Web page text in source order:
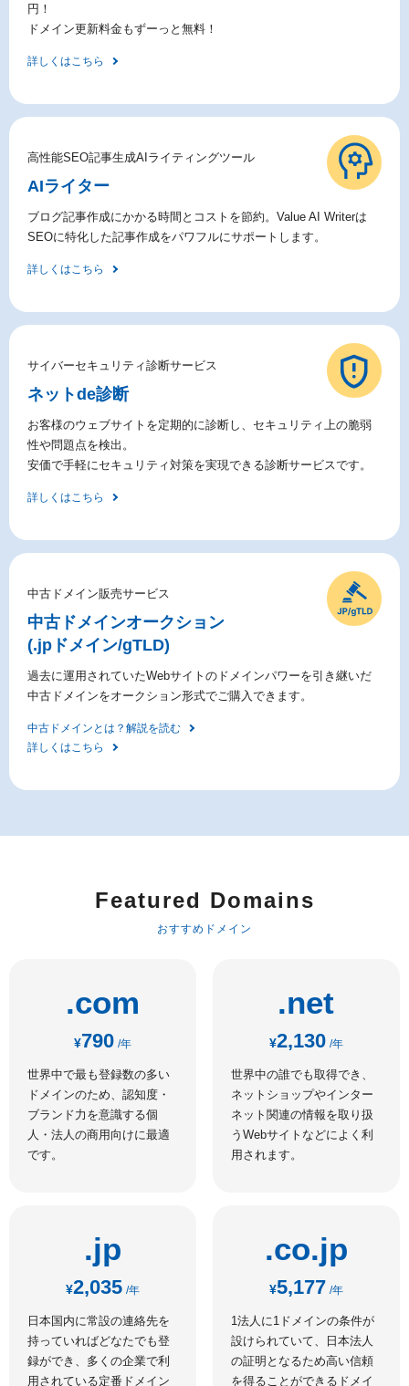
円！
ドメイン更新料金もずーっと無料！
詳しくはこちら
高性能SEO記事生成AIライティングツール
AIライター
ブログ記事作成にかかる時間とコストを節約。Value AI Writerは
SEOに特化した記事作成をパワフルにサポートします。
詳しくはこちら
サイバーセキュリティ診断サービス
ネットde診断
お客様のウェブサイトを定期的に診断し、セキュリティ上の脆弱
性や問題点を検出。
安価で手軽にセキュリティ対策を実現できる診断サービスです。
詳しくはこちら
中古ドメイン販売サービス
中古ドメインオークション
(.jpドメイン/gTLD)
過去に運用されていたWebサイトのドメインパワーを引き継いだ
中古ドメインをオークション形式でご購入できます。
中古ドメインとは？解説を読む
詳しくはこちら
Featured Domains
おすすめドメイン
.com
¥790 /年
世界中で最も登録数の多い
ドメインのため、認知度・
ブランド力を意識する個
人・法人の商用向けに最適
です。
.net
¥2,130 /年
世界中の誰でも取得でき、
ネットショップやインター
ネット関連の情報を取り扱
うWebサイトなどによく利
用されます。
.jp
¥2,035 /年
日本国内に常設の連絡先を
持っていればどなたでも登
録ができ、多くの企業で利
用されている定番ドメイン
.co.jp
¥5,177 /年
1法人に1ドメインの条件が
設けられていて、日本法人
の証明となるため高い信頼
を得ることができるドメイ